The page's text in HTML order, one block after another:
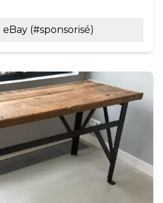
eBay (#sponsorisé)